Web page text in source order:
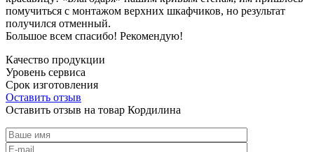
помучиться с монтажом верхних шкафчиков, но результат
получился отменный.
Большое всем спасибо! Рекомендую!
Качество продукции
Уровень сервиса
Срок изготовления
Оставить отзыв
Оставить отзыв на товар Кордилина